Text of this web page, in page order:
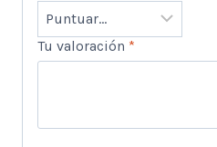
Tu valoración *